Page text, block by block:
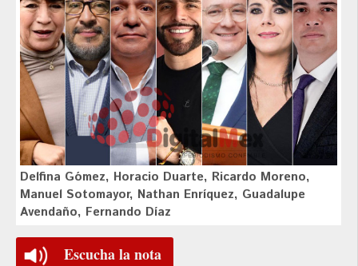
Delfina Gómez, Horacio Duarte, Ricardo Moreno,
Manuel Sotomayor, Nathan Enríquez, Guadalupe
Avendaño, Fernando Díaz
Escucha la nota